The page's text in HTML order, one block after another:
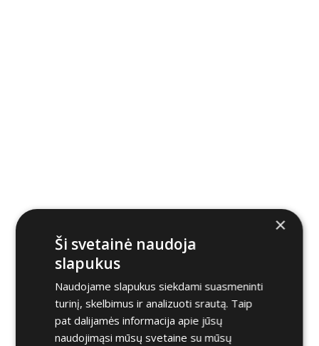
×
Ši svetainė naudoja
slapukus
Naudojame slapukus siekdami suasmeninti
turinį, skelbimus ir analizuoti srautą. Taip
pat dalijamės informacija apie jūsų
naudojimąsi mūsų svetaine su mūsų